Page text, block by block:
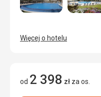
Więcej o hotelu
od 2 398 zł za os.